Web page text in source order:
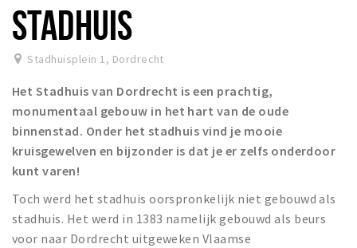
Winkelgebieden
Parkeren
Bezienswaardigheden
Musea, theaters & podia
Uitjes & activiteiten
Toeristische routes
Sport
Natuur
STADHUIS
Stadhuisplein 1, Dordrecht
Het Stadhuis van Dordrecht is een prachtig,
monumentaal gebouw in het hart van de oude
binnenstad. Onder het stadhuis vind je mooie
kruisgewelven en bijzonder is dat je er zelfs onderdoor
kunt varen!
Toch werd het stadhuis oorspronkelijk niet gebouwd als
stadhuis. Het werd in 1383 namelijk gebouwd als beurs
voor naar Dordrecht uitgeweken Vlaamse